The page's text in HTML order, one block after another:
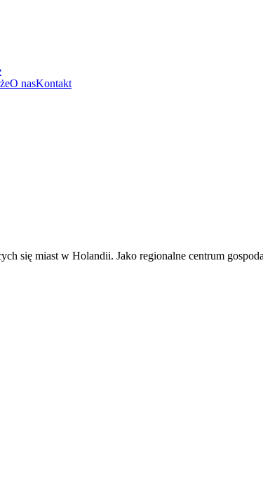
O nasKontakt
się miast w Holandii. Jako regionalne centrum